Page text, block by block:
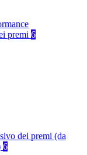
premi 6
dei premi (da
6